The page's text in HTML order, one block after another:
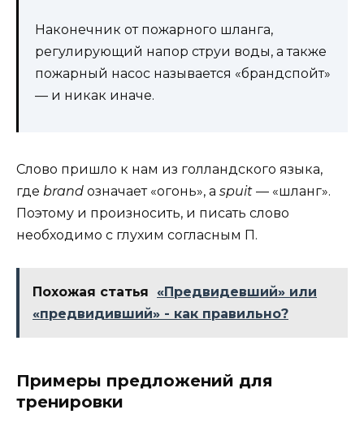
Наконечник от пожарного шланга,
регулирующий напор струи воды, а также
пожарный насос называется «брандспойт»
— и никак иначе.
Слово пришло к нам из голландского языка,
где brand означает «огонь», а spuit — «шланг».
Поэтому и произносить, и писать слово
необходимо с глухим согласным П.
Похожая статья
«Предвидевший» или
«предвидивший» - как правильно?
Примеры предложений для
тренировки